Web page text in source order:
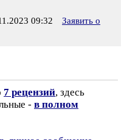
09:32
Заявить о
7 рецензий, здесь
- в полном